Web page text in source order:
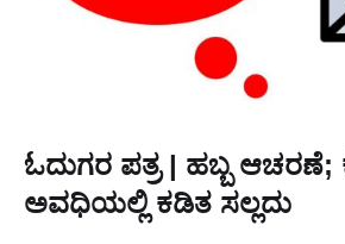
ಓದುಗರ ಪತ್ರ | ಹಬ್ಬ
ಅವಧಿಯಲ್ಲಿ ಕಡಿತ ಸಲ್ಲದು